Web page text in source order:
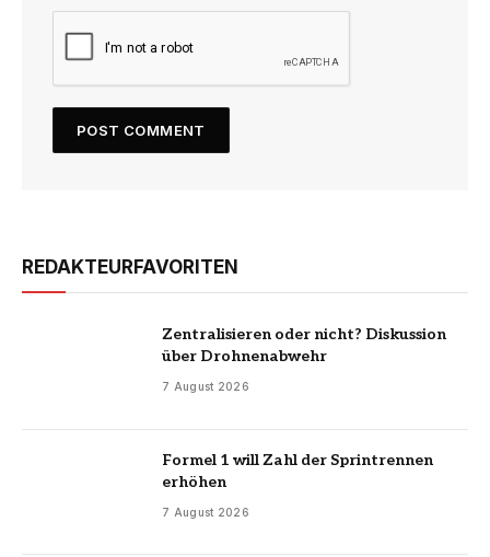
REDAKTEURFAVORITEN
Zentralisieren oder nicht? Diskussion
über Drohnenabwehr
7 August 2026
Formel 1 will Zahl der Sprintrennen
erhöhen
7 August 2026